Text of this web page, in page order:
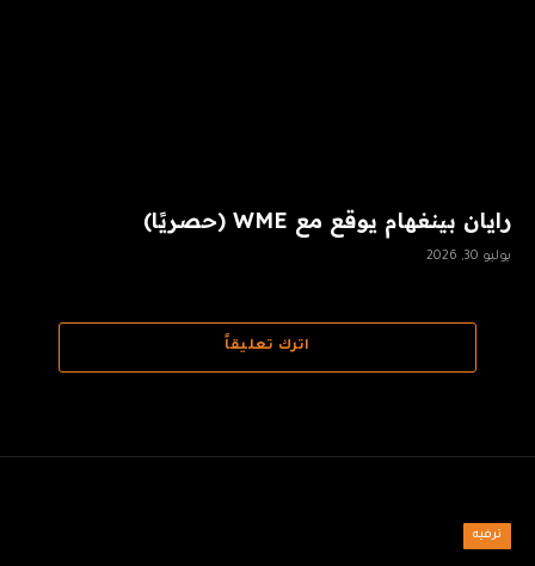
رايان بينغهام يوقع مع WME (حصريًا)
يوليو 30, 2026
اترك تعليقاً
ترفيه